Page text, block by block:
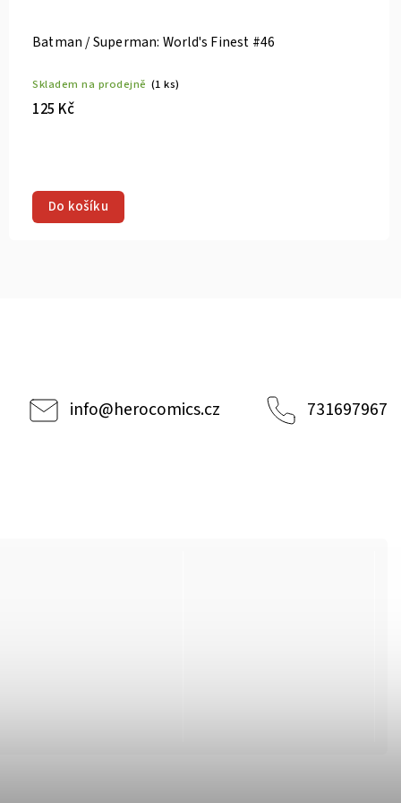
Batman / Superman: World's Finest #46
Skladem na prodejně (1 ks)
125 Kč
Do košíku
info@herocomics.cz 731697967